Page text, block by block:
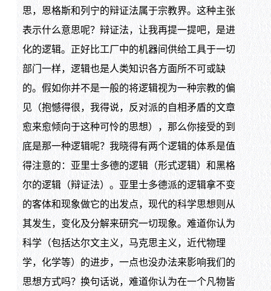
思，恩格斯和列宁的辩证法属于宗教界。这种主张
表示什么意思呢？辩证法，让我再提一提吧，是进
化的逻辑。正好比工厂中的机器间供给工具于一切
部门一样，逻辑也是人类知识各方面所不可或缺
的。假如你并不是一般的将逻辑视为一种宗教的偏
见（抱憾得很，我得说，反对派的自相矛盾的文章
愈来愈倾向于这种可怜的思想），那么你接受的到
底是那一种逻辑呢？我晓得有两个逻辑的体系是值
得注意的：亚里士多德的逻辑（形式逻辑）和黑格
尔的逻辑（辩证法）。亚里士多德派的逻辑拿不变
的客体和现象做它的出发点，现代的科学思想则从
其发生，变化及分解来研究一切现象。难道你认为
科学（包括达尔文主义，马克思主义，近代物理
学，化学等）的进步，一点也没办法来影响我们的
思想方式吗？换句话说，难道你认为在一个凡物皆